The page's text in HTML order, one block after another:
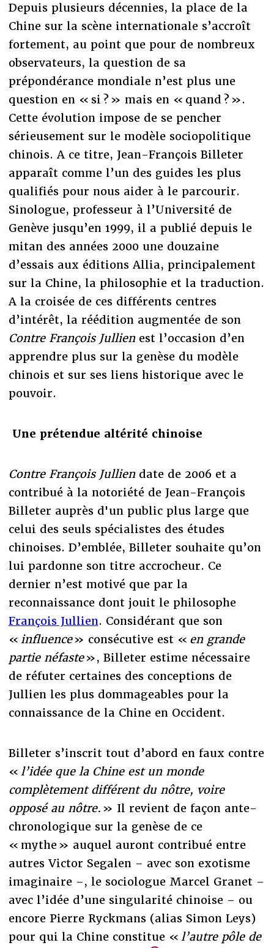
Depuis plusieurs décennies, la place de la
Chine sur la scène internationale s’accroît
fortement, au point que pour de nombreux
observateurs, la question de sa
prépondérance mondiale n’est plus une
question en « si ? » mais en « quand ? ».
Cette évolution impose de se pencher
sérieusement sur le modèle sociopolitique
chinois. A ce titre, Jean-François Billeter
apparaît comme l’un des guides les plus
qualifiés pour nous aider à le parcourir.
Sinologue, professeur à l’Université de
Genève jusqu’en 1999, il a publié depuis le
mitan des années 2000 une douzaine
d’essais aux éditions Allia, principalement
sur la Chine, la philosophie et la traduction.
A la croisée de ces différents centres
d’intérêt, la réédition augmentée de son
Contre François Jullienest l’occasion d’en
apprendre plus sur la genèse du modèle
chinois et sur ses liens historique avec le
pouvoir.
Une prétendue altérité chinoise
Contre François Julliendate de 2006 et a
contribué à la notoriété de Jean-François
Billeter auprès d'un public plus large que
celui des seuls spécialistes des études
chinoises. D’emblée, Billeter souhaite qu’on
lui pardonne son titre accrocheur. Ce
dernier n’est motivé que par la
reconnaissance dont jouit le philosophe
François Jullien. Considérant que son
« influence» consécutive est « en grande
partie néfaste», Billeter estime nécessaire
de réfuter certaines des conceptions de
Jullien les plus dommageables pour la
connaissance de la Chine en Occident.
Billeter s’inscrit tout d’abord en faux contre
« l’idée que la Chine est un monde
complètement différent du nôtre, voire
opposé au nôtre. » Il revient de façon ante-
chronologique sur la genèse de ce
« mythe » auquel auront contribué entre
autres Victor Segalen – avec son exotisme
imaginaire –, le sociologue Marcel Granet –
avec l’idée d’une singularité chinoise – ou
encore Pierre Ryckmans (alias Simon Leys)
pour qui la Chine constitue « l’autre pôle de